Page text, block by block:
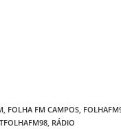
FOLHA FM CAMPOS
RÁDIO